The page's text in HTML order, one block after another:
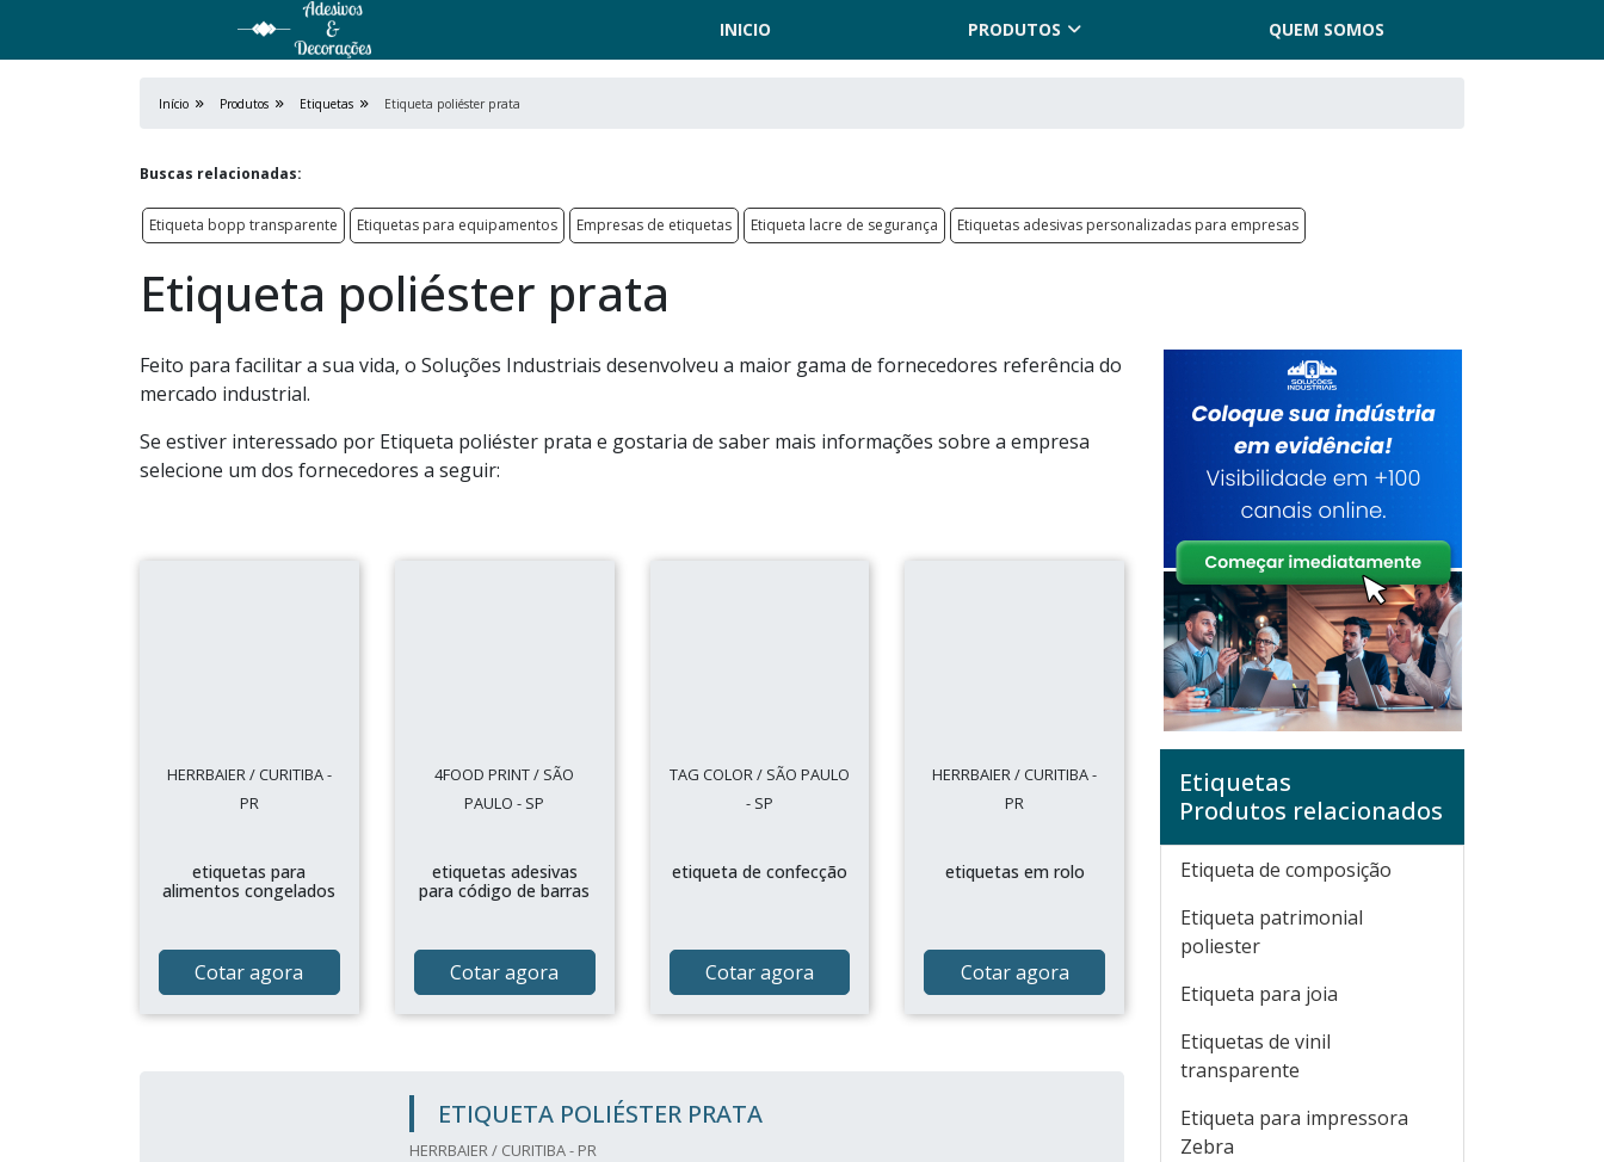
INICIO PRODUTOS QUEM SOMOS
Início Produtos Etiquetas Etiqueta poliéster prata
Buscas relacionadas:
Etiqueta bopp transparente Etiquetas para equipamentos Empresas de etiquetas Etiqueta lacre de segurança Etiquetas adesivas personalizadas para empresas
Etiqueta poliéster prata
Feito para facilitar a sua vida, o Soluções Industriais desenvolveu a maior gama de fornecedores referência do
mercado industrial.
Se estiver interessado por Etiqueta poliéster prata e gostaria de saber mais informações sobre a empresa
selecione um dos fornecedores a seguir:
HERRBAIER / CURITIBA -
PR
etiquetas para
alimentos congelados
Cotar agora
4FOOD PRINT / SÃO
PAULO - SP
etiquetas adesivas
para código de barras
Cotar agora
TAG COLOR / SÃO PAULO
- SP
etiqueta de confecção
Cotar agora
HERRBAIER / CURITIBA -
PR
etiquetas em rolo
Cotar agora
ETIQUETA POLIÉSTER PRATA
HERRBAIER / CURITIBA - PR
Etiquetas
Produtos relacionados
Etiqueta de composição
Etiqueta patrimonial
poliester
Etiqueta para joia
Etiquetas de vinil
transparente
Etiqueta para impressora
Zebra